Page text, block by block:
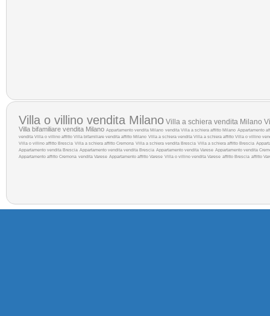
Villa o villino vendita Milano Villa a schiera vendita Milano
Villa bifamiliare vendita Milano Appartamento vendita Milano vendita Villa a schiera affitto Milano Appartamento
vendita Villa o villino affitto Villa bifamiliare vendita affitto Milano Villa a schiera vendita Villa a schiera affitto Villa o villino
Villa o villino affitto Brescia Villa a schiera affitto Cremona Villa a schiera vendita Brescia Villa a schiera affitto Brescia
Appartamento vendita Brescia Appartamento vendita vendita Brescia Appartamento vendita Varese Appartamento vendita
Appartamento affitto Cremona vendita Varese Appartamento affitto Varese Villa o villino vendita Varese affitto Brescia affitto